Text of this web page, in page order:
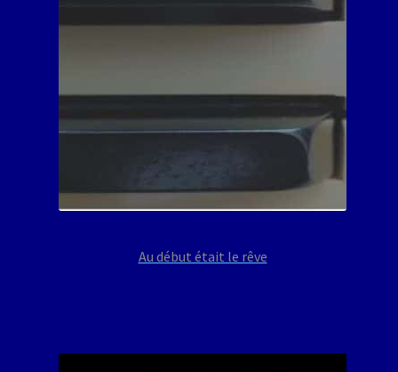
Au début était le rêve